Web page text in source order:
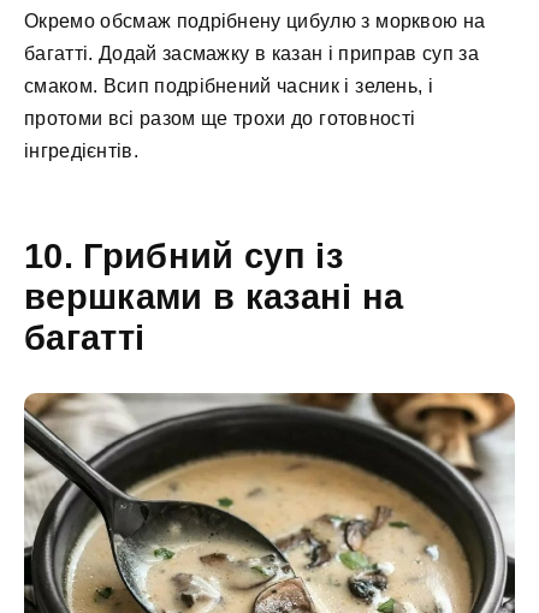
Окремо обсмаж подрібнену цибулю з морквою на
багатті. Додай засмажку в казан і приправ суп за
смаком. Всип подрібнений часник і зелень, і
протоми всі разом ще трохи до готовності
інгредієнтів.
10. Грибний суп із
вершками в казані на
багатті